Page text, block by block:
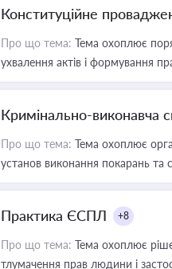
Конституційне
Про що тема: Тема охоплює
ухвалення актів і формування
Кримінально-виконавча
Про що тема: Тема охоплює
установ виконання покарань та
Практика ЄСПЛ +8
Про що тема: Тема охоплює
тлумачення прав людини і